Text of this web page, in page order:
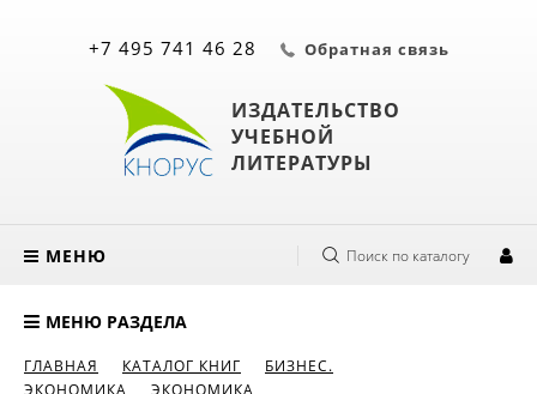
ИЗДАТЕЛЬСТВО
УЧЕБНОЙ
ЛИТЕРАТУРЫ
+7 495 741 46 28 Обратная связь
МЕНЮ Поиск по каталогу
МЕНЮ РАЗДЕЛА
ГЛАВНАЯ КАТАЛОГ КНИГ
БИЗНЕС.
ЭКОНОМИКА
ЭКОНОМИКА